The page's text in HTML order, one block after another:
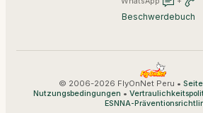
Beschwerdebuch
© 2006-2026 FlyOnNet Peru •
Nutzungsbedingungen •
ESNNA-